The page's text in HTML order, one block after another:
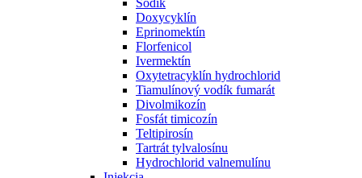
Sodík
Doxycyklín
Eprinomektín
Florfenicol
Ivermektín
Oxytetracyklín hydrochlorid
Tiamulínový vodík fumarát
Divolmikozín
Fosfát timicozín
Teltipirosín
Tartrát tylvalosínu
Hydrochlorid valnemulínu